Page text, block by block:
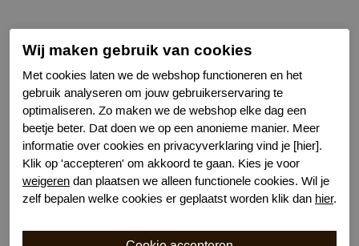
DITA VON TEESE
Dita Von Teese Lingerieis een merk dat klassieke
Hollywood-glamour en moderne luxe combineert.
Geïnspireerd door de iconische stijl van Dita zelf, zijn de
collecties ontworpen om iedere vrouw zich krachtig,
verleidelijk en zelfverzekerd te laten voelen.
De lingerie bestaat uit elegante balconette-bh’s,
verleidelijke bustiers, verfijnde slips en jarretellesets,
satijn, tule en fijn kant. Elk ontwerp straalt vakmanschap
Wij maken gebruik van cookies
Met cookies laten we de webshop functioneren en het
gebruik analyseren om jouw gebruikerservaring te
optimaliseren. Zo maken we de webshop elke dag een
beetje beter. Dat doen we op een anonieme manier. Meer
informatie over cookies en privacyverklaring vind je [hier].
Klik op 'accepteren' om akkoord te gaan. Kies je voor
weigeren dan plaatsen we alleen functionele cookies. Wil je
zelf bepalen welke cookies er geplaatst worden klik dan hier.